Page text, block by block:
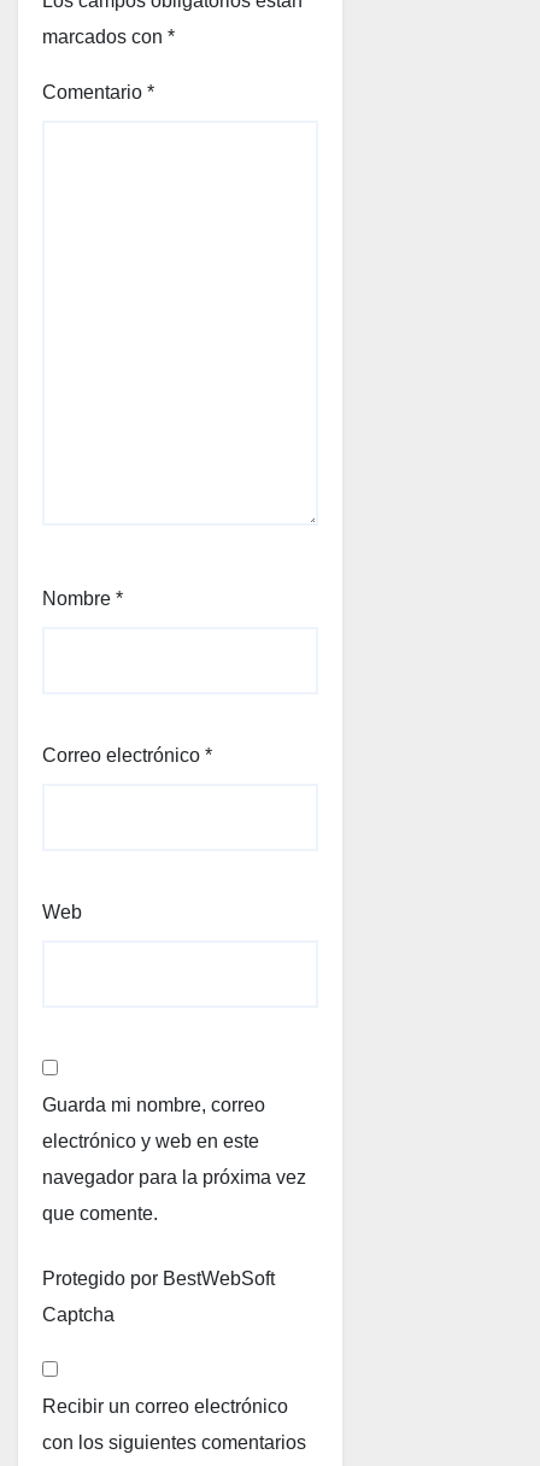
marcados con *
Comentario *
Nombre *
Correo electrónico *
Web
Guarda mi nombre, correo
electrónico y web en este
navegador para la próxima vez
que comente.
Protegido por BestWebSoft
Captcha
Recibir un correo electrónico
con los siguientes comentarios